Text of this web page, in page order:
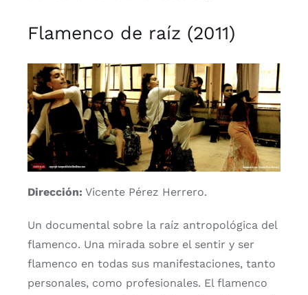
Flamenco de raíz (2011)
Dirección: Vicente Pérez Herrero.
Un documental sobre la raíz antropológica del
flamenco. Una mirada sobre el sentir y ser
flamenco en todas sus manifestaciones, tanto
personales, como profesionales. El flamenco